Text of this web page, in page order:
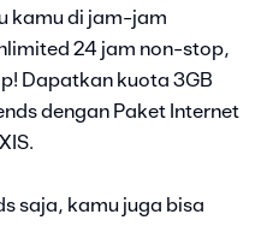
kamu di jam-jam
24 jam non-stop,
Dapatkan kuota 3GB
dengan Paket Internet
saja, kamu juga bisa